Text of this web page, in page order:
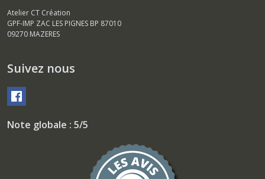
Atelier CT Création
GPF-IMP ZAC LES PIGNES BP 87010
09270 MAZERES
Suivez nous
Note globale : 5/5